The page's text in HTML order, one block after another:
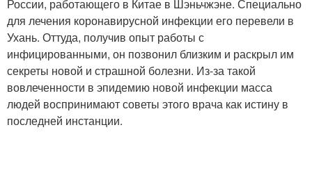
России, работающего в Китае в Шэньчжэне. Специально
для лечения коронавирусной инфекции его перевели в
Ухань. Оттуда, получив опыт работы с
инфицированными, он позвонил близким и раскрыл им
секреты новой и страшной болезни. Из-за такой
вовлеченности в эпидемию новой инфекции масса
людей воспринимают советы этого врача как истину в
последней инстанции.